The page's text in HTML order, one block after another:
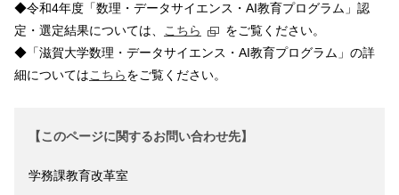
◆令和4年度「数理・データサイエンス・AI教育プログラム」認
定・選定結果については、
こちら
をご覧ください。
◆「滋賀大学数理・データサイエンス・AI教育プログラム」の詳
細についてはこちらをご覧ください。
【このページに関するお問い合わせ先】
学務課教育改革室